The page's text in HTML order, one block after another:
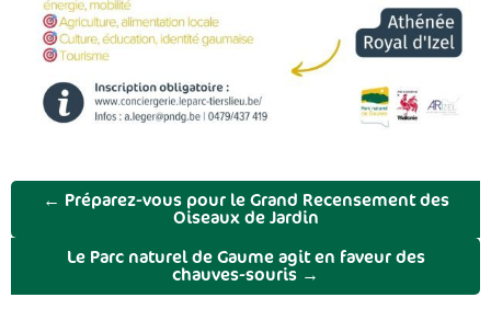
← Préparez-vous pour le Grand Recensement des
Oiseaux de Jardin
Le Parc naturel de Gaume agit en faveur des
chauves-souris →